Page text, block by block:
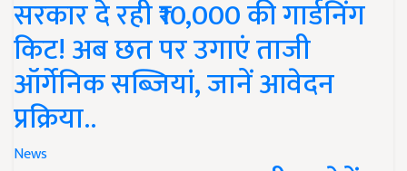
सरकार दे रही ₹10,000 की गार्डनिंग
किट! अब छत पर उगाएं ताजी
ऑर्गेनिक सब्जियां, जानें आवेदन
प्रक्रिया..
News